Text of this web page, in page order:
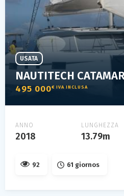
495 000€ IVA INCLUSA
USATA
ANNO
2018
LUNGHEZZA
13.79m
92 61 giornos